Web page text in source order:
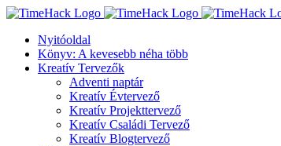
Kihagyás
Nyitóoldal
Könyv: A kevesebb néha több
Kreatív Tervezők
Adventi naptár
Kreatív Évtervező
Kreatív Projekttervező
Kreatív Családi Tervező
Kreatív Blogtervező